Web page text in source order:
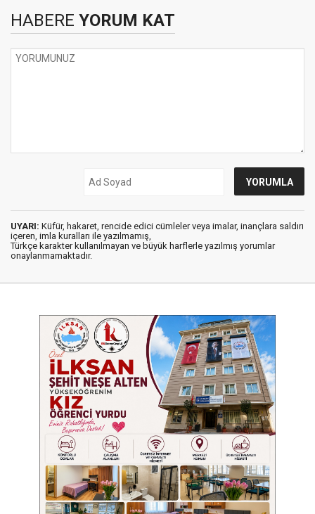
HABERE YORUM KAT
UYARI: Küfür, hakaret, rencide edici cümleler veya imalar, inançlara saldırı
içeren, imla kuralları ile yazılmamış,
Türkçe karakter kullanılmayan ve büyük harflerle yazılmış yorumlar
onaylanmamaktadır.